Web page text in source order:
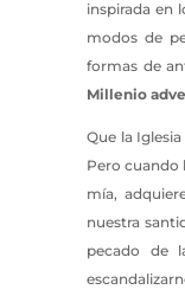
inspirada en
modos de
formas de
Millenio
Que la
Pero cuando
mía,
nuestra
pecado de